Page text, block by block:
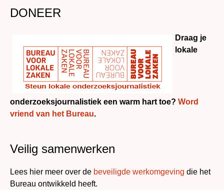
DONEER
Draag je
lokale
onderzoeksjournalistiek een warm hart toe? Word
vriend van het Bureau.
Veilig samenwerken
Lees hier meer over de beveiligde werkomgeving die het
Bureau ontwikkeld heeft.